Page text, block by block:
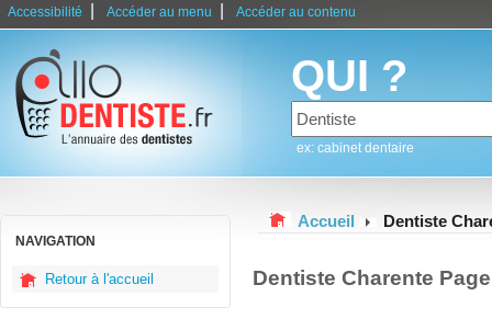
Accessibilité Accéder au menu Accéder au contenu
QUI ?
ex: cabinet dentaire
NAVIGATION
Retour à l'accueil
Accueil Dentiste
Dentiste Charente